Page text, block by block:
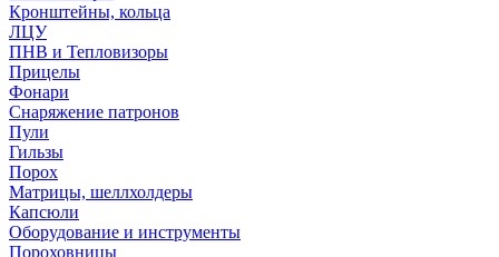
Кронштейны, кольца
ЛЦУ
ПНВ и Тепловизоры
Прицелы
Фонари
Снаряжение патронов
Пули
Гильзы
Порох
Матрицы, шеллхолдеры
Капсюли
Оборудование и инструменты
Пороховницы